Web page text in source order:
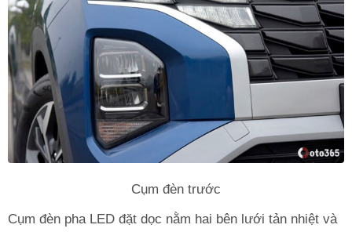
Cụm đèn trước
Cụm đèn pha LED đặt dọc nằm hai bên lưới tản nhiệt và